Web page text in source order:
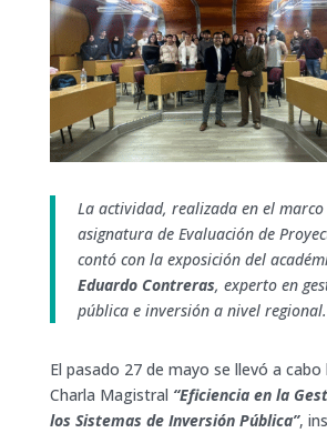
La actividad, realizada en el
asignatura de Evaluación de
contó con la exposición del
Eduardo Contreras, experto en
pública e inversión a nivel regional.
El pasado 27 de mayo se llevó a cabo
Charla Magistral “Eficiencia en la
los Sistemas de Inversión Pública”,